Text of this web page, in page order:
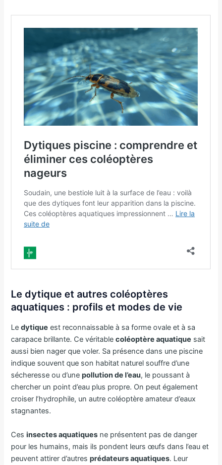
Le dytique et autres coléoptères
aquatiques : profils et modes de vie
Ledytique est reconnaissable à sa forme ovale et à sa
carapace brillante. Ce véritablecoléoptère aquatique sait
aussi bien nager que voler. Sa présence dans une piscine
indique souvent que son habitat naturel souffre d’une
sécheresse ou d’unepollution de l’eau, le poussant à
chercher un point d’eau plus propre. On peut également
croiser l’hydrophile, un autre coléoptère amateur d’eaux
stagnantes.
Cesinsectes aquatiques ne présentent pas de danger
pour les humains, mais ils pondent leurs œufs dans l’eau et
peuvent attirer d’autresprédateurs aquatiques. Leur